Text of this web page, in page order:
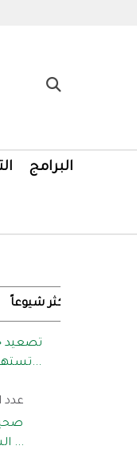
البرامج
الأكثر شيوعاً
تصعيد
تستهدف المدنيين وفرق ال...
4428
السورية تواجه تحدياً في ...